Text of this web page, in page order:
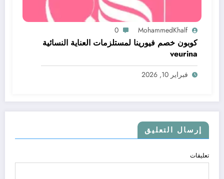
MohammedKhalf
0
كوبون خصم فيورينا لمستلزمات العناية النسائية
veurina
فبراير 10, 2026
إرسال التعليق
تعليقات